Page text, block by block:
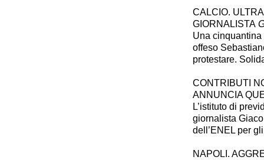
CALCIO.
GIORNALISTA
Una
offeso
protestare.
CONTRIBUTI
ANNUNCIA
L’istituto di
giornalista
dell’ENEL per
NAPOLI.